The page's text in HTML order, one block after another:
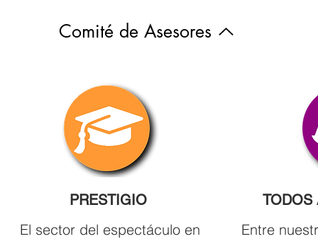
Comité de Asesores
PRESTIGIO
El sector del espectáculo en
TODOS
Entre